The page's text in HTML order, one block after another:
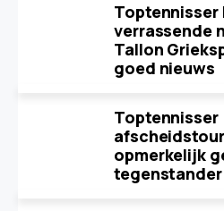
Toptennisser
verrassende
Tallon
goed nieuws
opmerkelijk
tegenstander